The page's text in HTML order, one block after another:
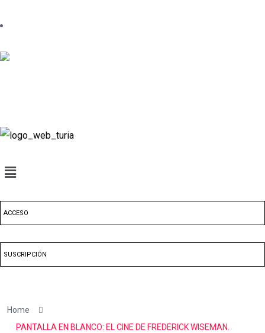
ACCESO
SUSCRIPCIÓN
Home
PANTALLA EN BLANCO: EL CINE DE FREDERICK WISEMAN.